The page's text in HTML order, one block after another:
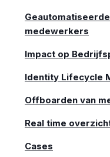
medewerkers
Impact op
Identity Lifecycle
Offboarden van
Real time
Cases